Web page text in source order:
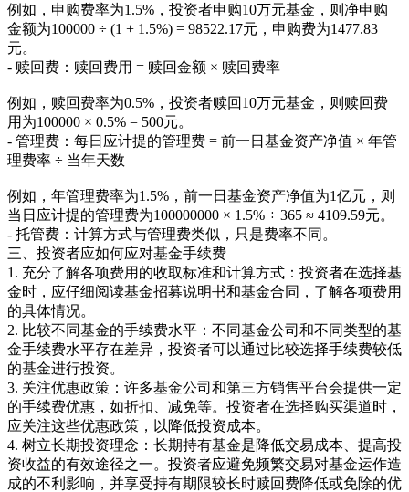
例如，申购费率为1.5%，投资者申购10万元基金，则净申购
金额为100000 ÷ (1 + 1.5%) = 98522.17元，申购费为1477.83
元。
- 赎回费：赎回费用 = 赎回金额 × 赎回费率
例如，赎回费率为0.5%，投资者赎回10万元基金，则赎回费
用为100000 × 0.5% = 500元。
- 管理费：每日应计提的管理费 = 前一日基金资产净值 × 年管
理费率 ÷ 当年天数
例如，年管理费率为1.5%，前一日基金资产净值为1亿元，则
当日应计提的管理费为100000000 × 1.5% ÷ 365 ≈ 4109.59元。
- 托管费：计算方式与管理费类似，只是费率不同。
三、投资者应如何应对基金手续费
1. 充分了解各项费用的收取标准和计算方式：投资者在选择基
金时，应仔细阅读基金招募说明书和基金合同，了解各项费用
的具体情况。
2. 比较不同基金的手续费水平：不同基金公司和不同类型的基
金手续费水平存在差异，投资者可以通过比较选择手续费较低
的基金进行投资。
3. 关注优惠政策：许多基金公司和第三方销售平台会提供一定
的手续费优惠，如折扣、减免等。投资者在选择购买渠道时，
应关注这些优惠政策，以降低投资成本。
4. 树立长期投资理念：长期持有基金是降低交易成本、提高投
资收益的有效途径之一。投资者应避免频繁交易对基金运作造
成的不利影响，并享受持有期限较长时赎回费降低或免除的优